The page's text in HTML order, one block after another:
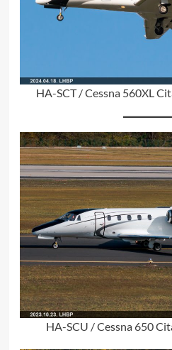
HA-SCT / Cessna 560XL
HA-SCU / Cessna 650